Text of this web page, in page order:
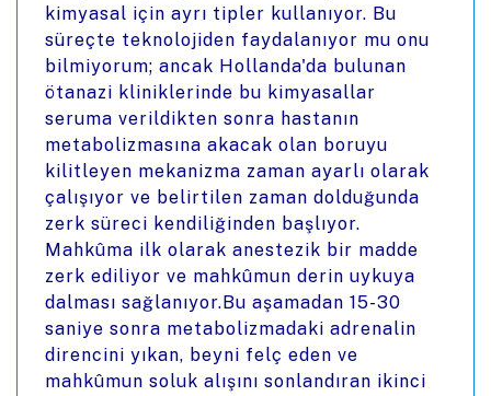
kimyasal için ayrı tipler kullanıyor. Bu
süreçte teknolojiden faydalanıyor mu onu
bilmiyorum; ancak Hollanda'da bulunan
ötanazi kliniklerinde bu kimyasallar
seruma verildikten sonra hastanın
metabolizmasına akacak olan boruyu
kilitleyen mekanizma zaman ayarlı olarak
çalışıyor ve belirtilen zaman dolduğunda
zerk süreci kendiliğinden başlıyor.
Mahkûma ilk olarak anestezik bir madde
zerk ediliyor ve mahkûmun derin uykuya
dalması sağlanıyor.Bu aşamadan 15-30
saniye sonra metabolizmadaki adrenalin
direncini yıkan, beyni felç eden ve
mahkûmun soluk alışını sonlandıran ikinci